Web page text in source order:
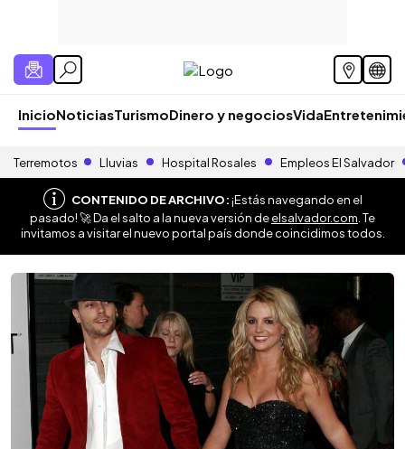
InicioNoticiasTurismoDinero y negociosVida
Terremotos Lluvias Hospital Rosales Empleos El Salvador
CONTENIDO DE ARCHIVO:¡Estás navegando en el
pasado! 🚀 Da el salto a la nueva versión deelsalvador.com . Te
invitamos a visitar el nuevo portal país donde coincidimos todos.